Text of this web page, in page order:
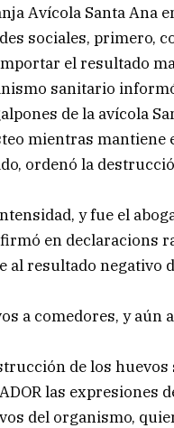
Avícola Santa Ana
sociales, primero,
el resultado
sanitario
de la avícola
mientras mantiene
ordenó la
y fue el
en declaracions
al resultado negativo
a comedores, y aún
de los huevos
las
del organismo,